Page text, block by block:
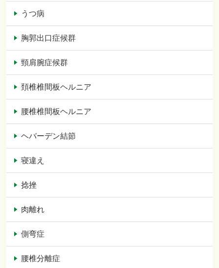
うつ病
胸郭出口症候群
頸肩腕症候群
頚椎椎間板ヘルニア
腰椎椎間板ヘルニア
ヘバーデン結節
寝違え
捻挫
肉離れ
側弯症
腰椎分離症